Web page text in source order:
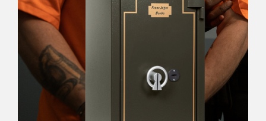
Uniconta Integrationer
Migrering til Uniconta
Web
Webbureau